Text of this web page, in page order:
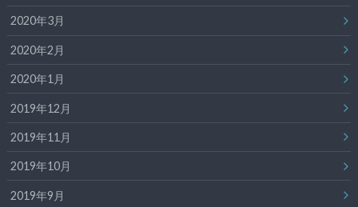
2020年3月
2020年2月
2020年1月
2019年12月
2019年11月
2019年10月
2019年9月